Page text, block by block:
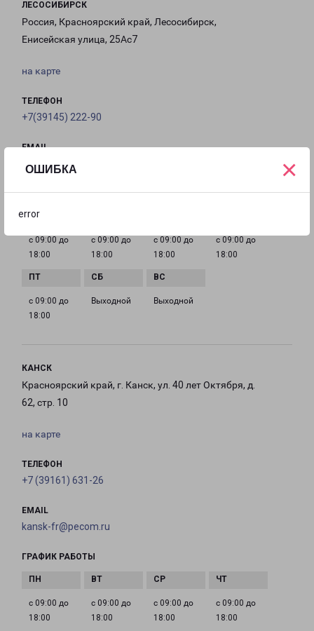
ОШИБКА
error
×
ЛЕСОСИБИРСК
Россия, Красноярский край, Лесосибирск,
Енисейская улица, 25Ас7
на карте
ТЕЛЕФОН
+7(39145) 222-90
EMAIL
lesosibirsk-fr@pecom.ru
ГРАФИК РАБОТЫ
с 09:00 до
18:00
с 09:00 до
18:00
с 09:00 до
18:00
с 09:00 до
18:00
с 09:00 до
18:00
Выходной Выходной
КАНСК
Красноярский край, г. Канск, ул. 40 лет Октября, д.
62, стр. 10
на карте
ТЕЛЕФОН
+7 (39161) 631-26
EMAIL
kansk-fr@pecom.ru
ГРАФИК РАБОТЫ
с 09:00 до
18:00
с 09:00 до
18:00
с 09:00 до
18:00
с 09:00 до
18:00